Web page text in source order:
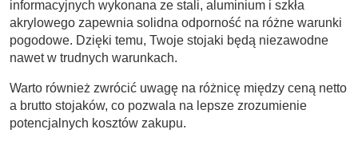
informacyjnych wykonana ze stali, aluminium i szkła
akrylowego zapewnia solidna odporność na różne warunki
pogodowe. Dzięki temu, Twoje stojaki będą niezawodne
nawet w trudnych warunkach.
Warto również zwrócić uwagę na różnicę między ceną netto
a brutto stojaków, co pozwala na lepsze zrozumienie
potencjalnych kosztów zakupu.